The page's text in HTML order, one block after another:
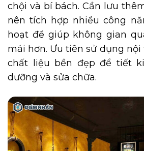
chội và bí bách. Cần lưu
nên tích hợp nhiều công
hoạt để giúp không gian
mái hơn. Ưu tiên sử dụng
chất liệu bền đẹp để tiết
dưỡng và sửa chữa.